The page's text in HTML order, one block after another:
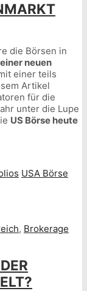
die Börsen in
neuen
einer teils
Artikel
für die
unter die Lupe
US Börse heute
USA Börse
, Brokerage